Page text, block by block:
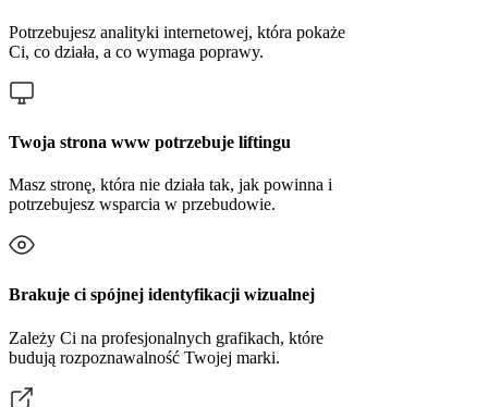
Potrzebujesz analityki internetowej, która pokaże
Ci, co działa, a co wymaga poprawy.
Twoja strona www potrzebuje liftingu
Masz stronę, która nie działa tak, jak powinna i
potrzebujesz wsparcia w przebudowie.
Brakuje ci spójnej identyfikacji wizualnej
Zależy Ci na profesjonalnych grafikach, które
budują rozpoznawalność Twojej marki.